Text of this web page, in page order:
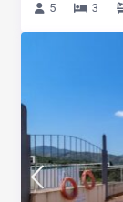
5 3